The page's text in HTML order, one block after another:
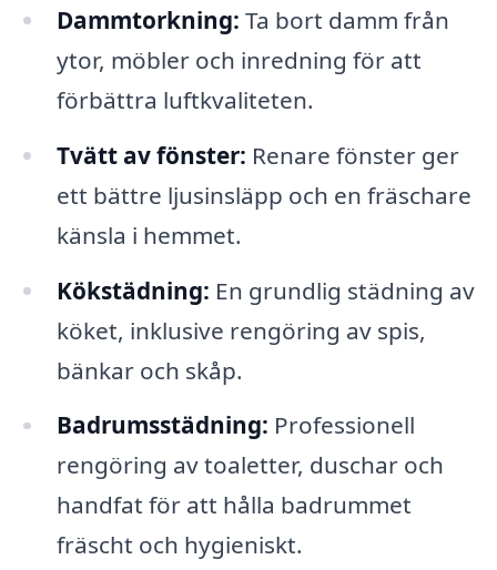
Dammtorkning: Ta bort damm från
ytor, möbler och inredning för att
förbättra luftkvaliteten.
Tvätt av fönster: Renare fönster ger
ett bättre ljusinsläpp och en fräschare
känsla i hemmet.
Kökstädning: En grundlig städning av
köket, inklusive rengöring av spis,
bänkar och skåp.
Badrumsstädning: Professionell
rengöring av toaletter, duschar och
handfat för att hålla badrummet
fräscht och hygieniskt.